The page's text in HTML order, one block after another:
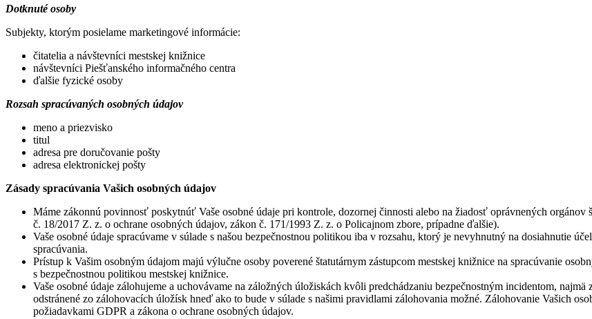
Dotknuté osoby
Subjekty, ktorým posielame marketingové informácie:
čitatelia a návštevníci mestskej knižnice
návštevníci Piešťanského informačného centra
ďalšie fyzické osoby
Rozsah spracúvaných osobných údajov
meno a priezvisko
titul
adresa pre doručovanie pošty
adresa elektronickej pošty
Zásady spracúvania Vašich osobných údajov
Máme zákonnú povinnosť poskytnúť Vaše osobné údaje pri kontrole, dozornej činnosti alebo na žiadosť oprávnených
č. 18/2017 Z. z. o ochrane osobných údajov, zákon č. 171/1993 Z. z. o Policajnom zbore, prípadne ďalšie).
Vaše osobné údaje spracúvame v súlade s našou bezpečnostnou politikou iba v rozsahu, ktorý je nevyhnutný na dosiahnutie
spracúvania.
Prístup k Vašim osobným údajom majú výlučne osoby poverené štatutárnym zástupcom mestskej knižnice na spracúvanie
s bezpečnostnou politikou mestskej knižnice.
Vaše osobné údaje zálohujeme a uchovávame na záložných úložiskách kvôli predchádzaniu bezpečnostným incidentom,
odstránené zo zálohovacích úložísk hneď ako to bude v súlade s našimi pravidlami zálohovania možné. Zálohovanie Vašich
požiadavkami GDPR a zákona o ochrane osobných údajov.